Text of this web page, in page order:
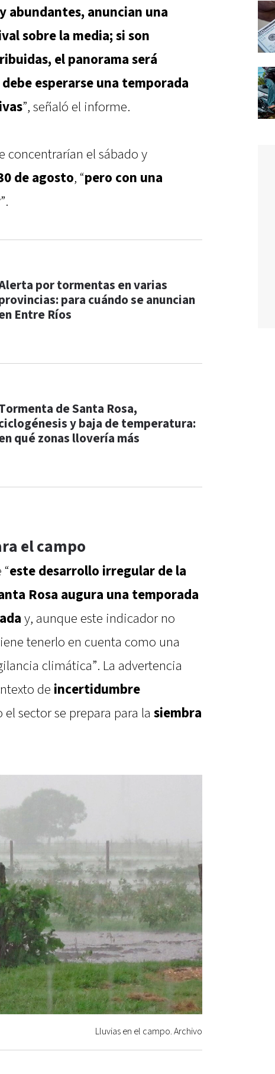
abundantes, anuncian una
sobre la media; si son
el panorama será
esperarse una temporada
”, señaló el informe.
concentrarían el sábado y
de agosto, “pero con una
”.
por tormentas en varias
para cuándo se anuncian
Entre Ríos
de Santa Rosa,
y baja de temperatura:
qué zonas llovería más
el campo
este desarrollo irregular de la
Rosa augura una temporada
y, aunque este indicador no
tenerlo en cuenta como una
climática”. La advertencia
de incertidumbre
sector se prepara para la siembra
Lluvias en el campo. Archivo